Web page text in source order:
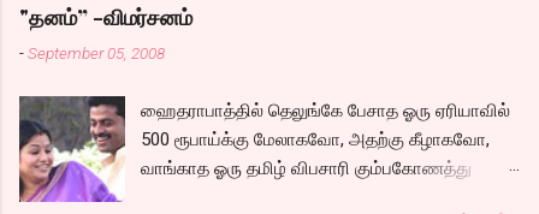
"தனம்” -விமர்சனம்
-September 05, 2008
ஹைதராபாத்தில் தெலுங்கே பேசாத ஓரு ஏரியாவில்
500 ரூபாய்க்கு மேலாகவோ, அதற்கு கீழாகவோ,
வாங்காத ஓரு தமிழ் விபசாரி கும்பகோணத்து